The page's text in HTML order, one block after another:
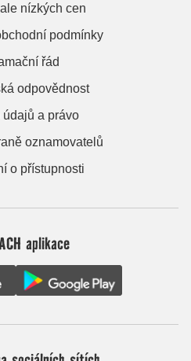
nízkých cen
podmínky
řád
odpovědnost
údajů a právo
oznamovatelů
o přístupnosti
aplikace